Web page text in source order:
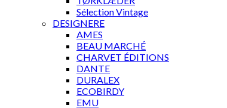
Sélection Vintage
DESIGNERE
AMES
BEAU MARCHÉ
CHARVET ÉDITIONS
DANTE
DURALEX
ECOBIRDY
EMU